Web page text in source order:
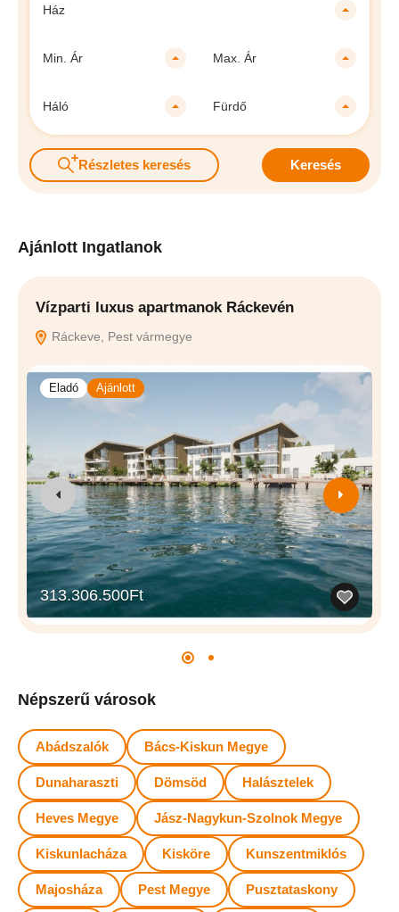
Ház
Min. Ár Max. Ár
Háló Fürdő
Részletes keresés Keresés
Ajánlott Ingatlanok
Vízparti luxus apartmanok Ráckevén
Ráckeve, Pest vármegye
Eladó Ajánlott
313.306.500Ft
Népszerű városok
Abádszalók Bács-Kiskun Megye
Dunaharaszti Dömsöd Halásztelek
Heves Megye Jász-Nagykun-Szolnok Megye
Kiskunlacháza Kisköre Kunszentmiklós
Majosháza Pest Megye Pusztataskony